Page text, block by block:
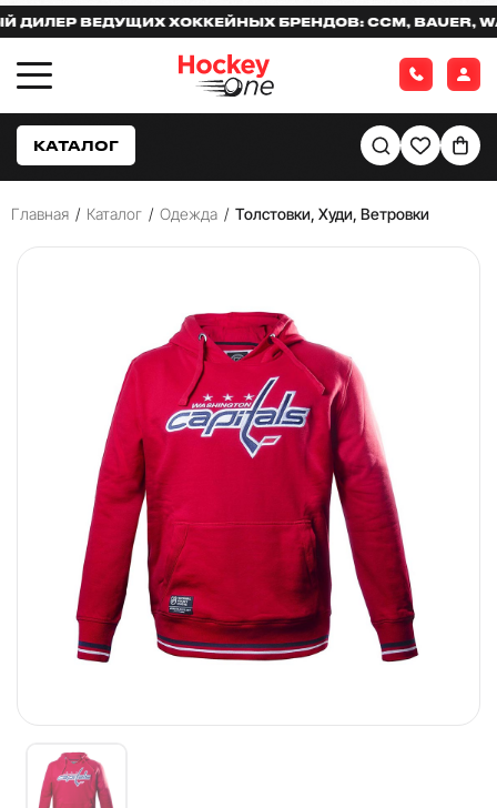
ВЕДУЩИХ ХОККЕЙНЫХ БРЕНДОВ: CCM, BAUER,
КАТАЛОГ
Главная / Каталог / Одежда / Толстовки, Худи, Ветровки